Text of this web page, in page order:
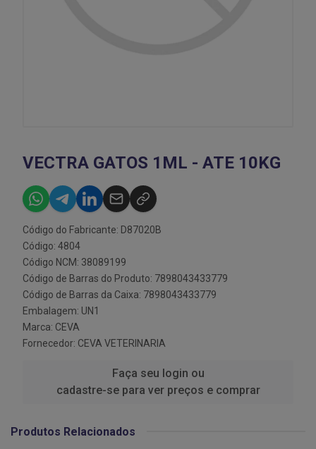
VECTRA GATOS 1ML - ATE 10KG
Código do Fabricante: D87020B
Código: 4804
Código NCM: 38089199
Código de Barras do Produto: 7898043433779
Código de Barras da Caixa: 7898043433779
Embalagem: UN1
Marca: CEVA
Fornecedor: CEVA VETERINARIA
Faça seu login ou
cadastre-se para ver preços e comprar
Produtos Relacionados